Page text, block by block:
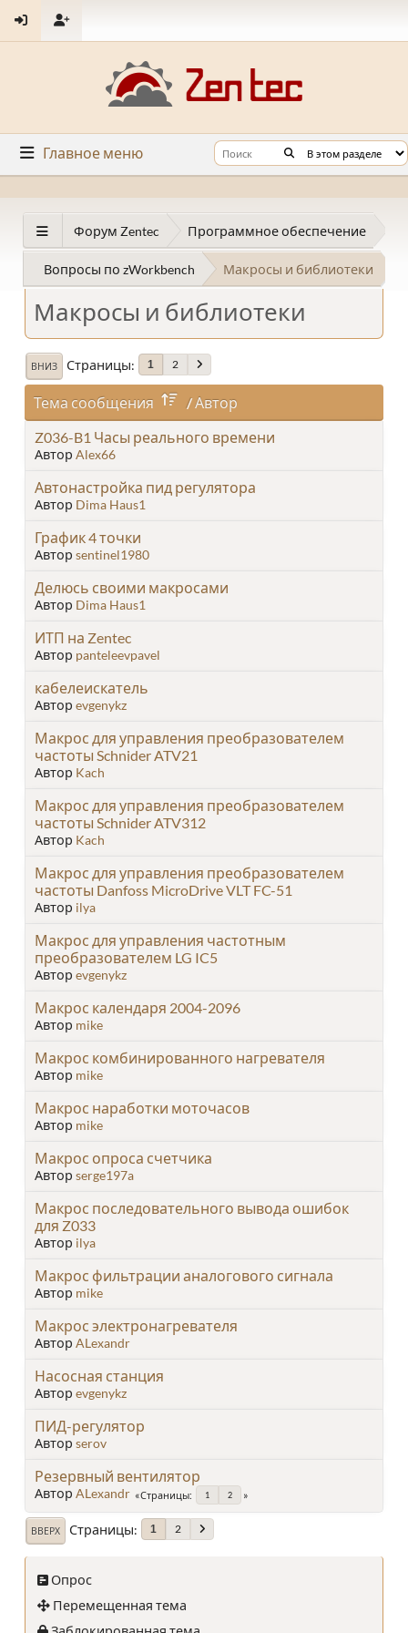
Главное меню
Форум Zentec Программное обеспечение
Вопросы по zWorkbench Макросы и библиотеки
Макросы и библиотеки
ВНИЗ Страницы 1 2
Тема сообщения / Автор
Z036-B1 Часы реального времени
Автор Alex66
Автонастройка пид регулятора
Автор Dima Haus1
График 4 точки
Автор sentinel1980
Делюсь своими макросами
Автор Dima Haus1
ИТП на Zentec
Автор panteleevpavel
кабелеискатель
Автор evgenykz
Макрос для управления преобразователем
частоты Schnider ATV21
Автор Kach
Макрос для управления преобразователем
частоты Schnider ATV312
Автор Kach
Макрос для управления преобразователем
частоты Danfoss MicroDrive VLT FC-51
Автор ilya
Макрос для управления частотным
преобразователем LG IC5
Автор evgenykz
Макрос календаря 2004-2096
Автор mike
Макрос комбинированного нагревателя
Автор mike
Макрос наработки моточасов
Автор mike
Макрос опроса счетчика
Автор serge197a
Макрос последовательного вывода ошибок
для Z033
Автор ilya
Макрос фильтрации аналогового сигнала
Автор mike
Макрос электронагревателя
Автор ALexandr
Насосная станция
Автор evgenykz
ПИД-регулятор
Автор serov
Резервный вентилятор
Автор ALexandr Страницы 1 2
ВВЕРХ Страницы 1 2
Опрос
Перемещенная тема